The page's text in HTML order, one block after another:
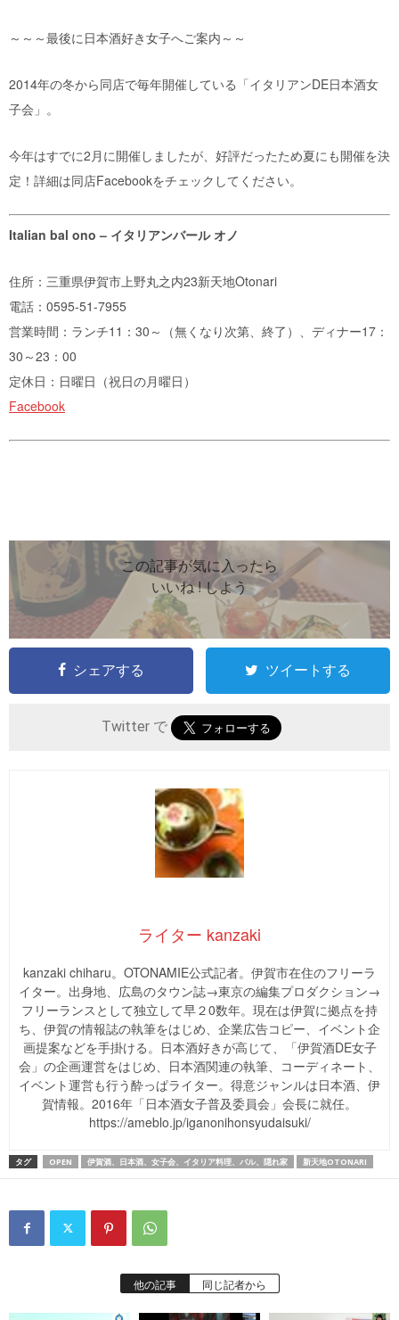
～～～最後に日本酒好き女子へご案内～～
2014年の冬から同店で毎年開催している「イタリアンDE日本酒女
子会」。
今年はすでに2月に開催しましたが、好評だったため夏にも開催を決
定！詳細は同店Facebookをチェックしてください。
Italian bal ono – イタリアンバール オノ
住所：三重県伊賀市上野丸之内23新天地Otonari
電話：0595-51-7955
営業時間：ランチ11：30～（無くなり次第、終了）、ディナー17：
30～23：00
定休日：日曜日（祝日の月曜日）
Facebook
この記事が気に入ったら
いいね ! しよう
シェアする ツイートする
Twitter で
ライター kanzaki
kanzaki chiharu。OTONAMIE公式記者。伊賀市在住のフリーラ
イター。出身地、広島のタウン誌→東京の編集プロダクション→
フリーランスとして独立して早２0数年。現在は伊賀に拠点を持
ち、伊賀の情報誌の執筆をはじめ、企業広告コピー、イベント企
画提案などを手掛ける。日本酒好きが高じて、「伊賀酒DE女子
会」の企画運営をはじめ、日本酒関連の執筆、コーディネート、
イベント運営も行う酔っぱライター。得意ジャンルは日本酒、伊
賀情報。2016年「日本酒女子普及委員会」会長に就任。
https://ameblo.jp/iganonihonsyudaisuki/
タグ OPEN 伊賀酒、日本酒、女子会、イタリア料理、バル、隠れ家 新天地OTONARI
他の記事 同じ記者から